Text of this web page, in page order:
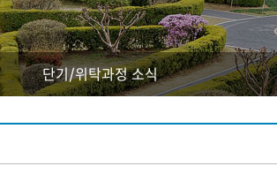
단기/위탁과정 소식